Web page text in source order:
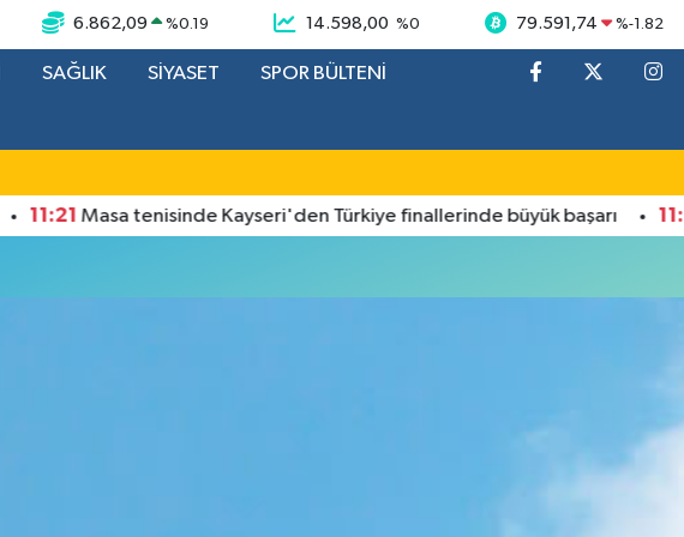
6.862,09 %0.19 14.598,00 %0 79.591,74 %-1.82
SAĞLIK SİYASET SPOR BÜLTENİ
11:21 Masa tenisinde Kayseri'den Türkiye finallerinde büyük başarı 11:18